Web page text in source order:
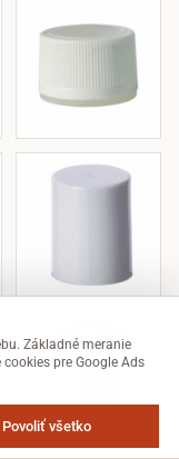
Základné meranie
pre Google Ads
Povoliť všetko